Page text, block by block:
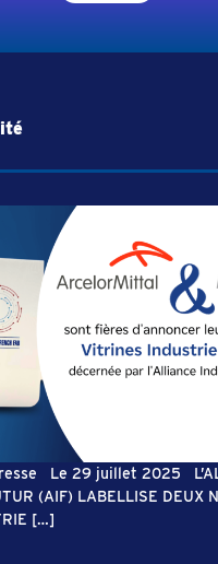
Le 29 juillet 2025
(AIF) LABELLISE DEUX
[…]